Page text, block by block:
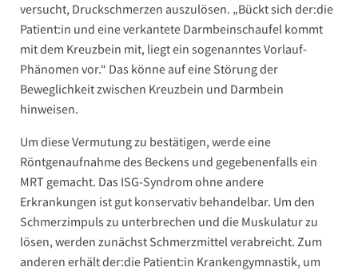
versucht, Druckschmerzen auszulösen. „Bückt sich der:die
Patient:in und eine verkantete Darmbeinschaufel kommt
mit dem Kreuzbein mit, liegt ein sogenanntes Vorlauf-
Phänomen vor.“ Das könne auf eine Störung der
Beweglichkeit zwischen Kreuzbein und Darmbein
hinweisen.
Um diese Vermutung zu bestätigen, werde eine
Röntgenaufnahme des Beckens und gegebenenfalls ein
MRT gemacht. Das ISG-Syndrom ohne andere
Erkrankungen ist gut konservativ behandelbar. Um den
Schmerzimpuls zu unterbrechen und die Muskulatur zu
lösen, werden zunächst Schmerzmittel verabreicht. Zum
anderen erhält der:die Patient:in Krankengymnastik, um